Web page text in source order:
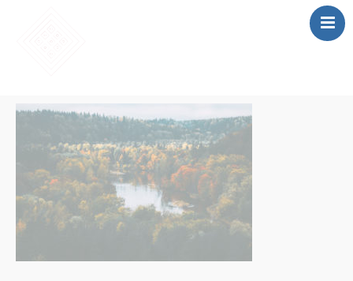
SĀKUMS
MĀCĪBAS
SAIETS 2026
IEPRIEKŠĒJIE
SAIETI
PAR MUMS